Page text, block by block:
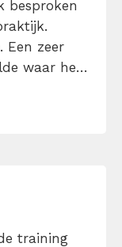
besproken
Een zeer
waar het
training